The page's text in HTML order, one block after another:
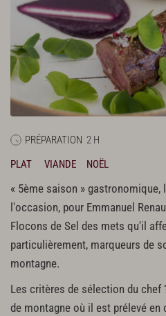
PRÉPARATION 2 H
PLAT
VIANDE NOËL
« 5ème saison »
l'occasion, pour Emmanuel
Flocons de Sel des mets qu'il
particulièrement, marqueurs de
montagne.
Les critères de sélection du chef
de montagne où il est prélevé en